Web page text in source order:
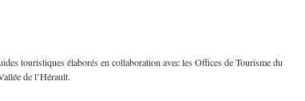
touristiques élaborés en collaboration avec les Offices de Tourisme du
de l’Hérault.